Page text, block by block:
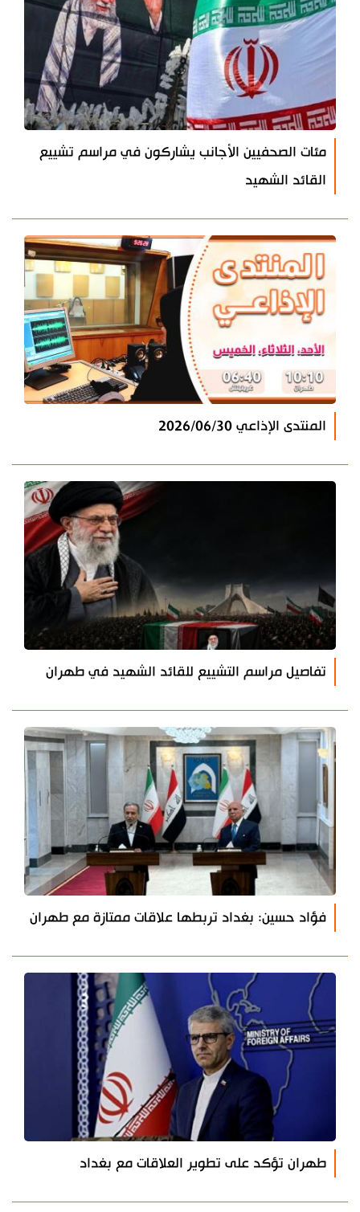
مئات الصحفيين الأجانب يشاركون في مراسم تشييع
القائد الشهيد
المنتدى الإذاعي 2026/06/30
تفاصيل مراسم التشييع للقائد الشهيد في طهران
فؤاد حسين: بغداد تربطها علاقات ممتازة مع طهران
طهران تؤكد على تطوير العلاقات مع بغداد